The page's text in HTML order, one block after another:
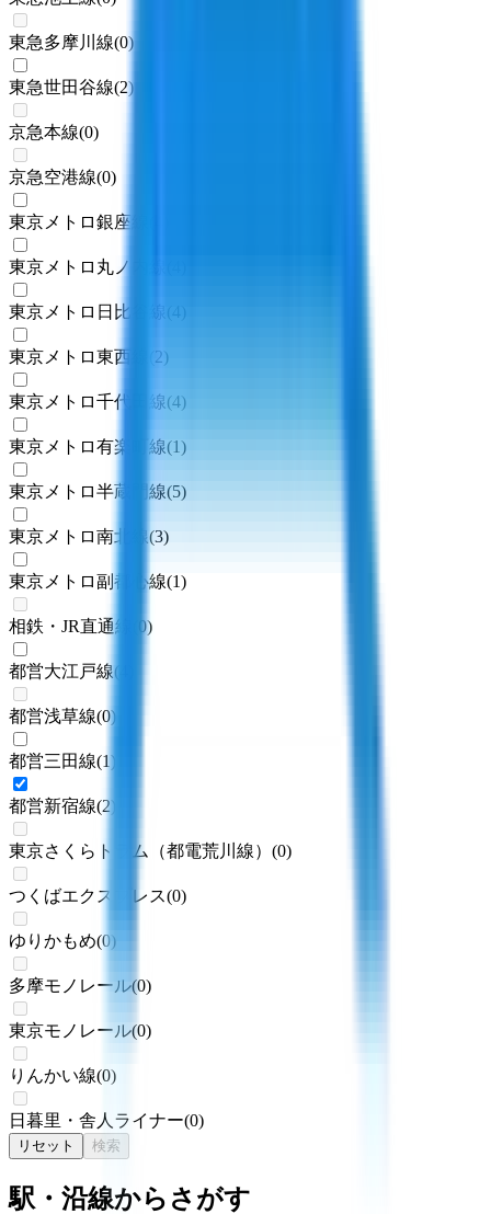
東急多摩川線(0)
東急世田谷線(2)
京急本線(0)
京急空港線(0)
東京メトロ銀座線
東京メトロ丸ノ内線
東京メトロ日比谷線
東京メトロ東西線 2)
東京メトロ千代田線(4)
東京メトロ有楽町線(1)
東京メトロ半蔵門線(5)
東京メトロ南北線 (3)
東京メトロ副都心線(1)
相鉄・JR直通線 0)
都営大江戸線(
都営浅草線(0)
都営三田線(1)
都営新宿線(2
東京さくらトラム（都電荒川線） (0)
つくばエクスプレス(0)
ゆりかもめ(0)
多摩モノレール(0)
東京モノレール(0)
りんかい線(0)
日暮里・舎人ライナー(0)
リセット 検索
駅・沿線からさがす